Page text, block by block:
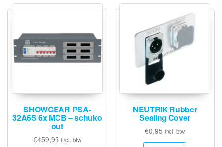
SHOWGEAR PSA-
32A6S 6x MCB – schuko
out
€459,95 incl. btw
NEUTRIK Rubber
Sealing Cover
€0,95 incl. btw